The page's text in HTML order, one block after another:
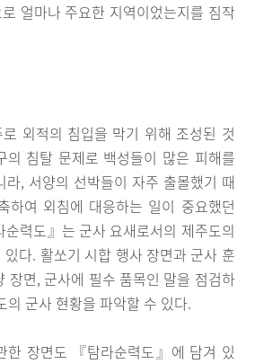
얼마나 주요한 지역이었는지를 짐작
외적의 침입을 막기 위해 조성된 것
의 침탈 문제로 백성들이 많은 피해를
라, 서양의 선박들이 자주 출몰했기 때
하여 외침에 대응하는 일이 중요했던
력도』는 군사 요새로서의 제주도의
다. 활쏘기 시합 행사 장면과 군사 훈
장면, 군사에 필수 품목인 말을 점검하
의 군사 현황을 파악할 수 있다.
한 장면도 『탐라순력도』에 담겨 있